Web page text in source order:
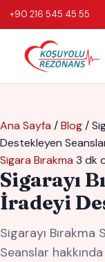
+90 216 545 45 55
Ana Sayfa /Blog/
Destekleyen
Sigara Bırakma 3 dk
Sigarayı
İradeyi
Sigarayı
Seanslar